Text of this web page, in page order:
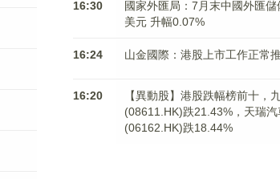
16:30
國家外匯局：7月末中國外匯
美元 升幅0.07%
16:24 山金國際：港股上市工作正常
16:20
【異動股】港股跌幅榜前十，
(08611.HK)跌21.43%，天瑞
(06162.HK)跌18.44%